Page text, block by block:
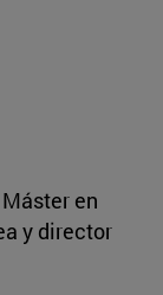
en
y director